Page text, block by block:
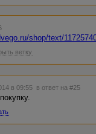
shop/text/
ветку
в 09:55 в ответ на #25